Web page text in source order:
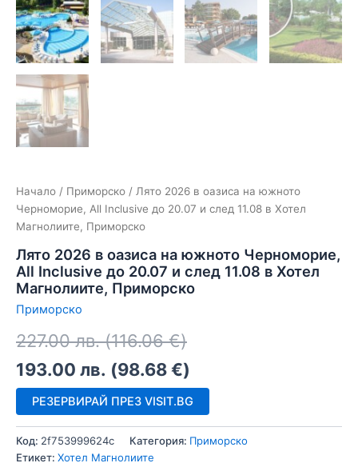
Начало / Приморско / Лято 2026 в оазиса на южното
Черноморие, All Inclusive до 20.07 и след 11.08 в Хотел
Магнолиите, Приморско
Лято 2026 в оазиса на южното Черноморие,
All Inclusive до 20.07 и след 11.08 в Хотел
Магнолиите, Приморско
Приморско
227.00лв. (116.06€)
193.00 лв. (98.68€)
РЕЗЕРВИРАЙ ПРЕЗ VISIT.BG
Код: 2f753999624c Категория: Приморско
Етикет: Хотел Магнолиите